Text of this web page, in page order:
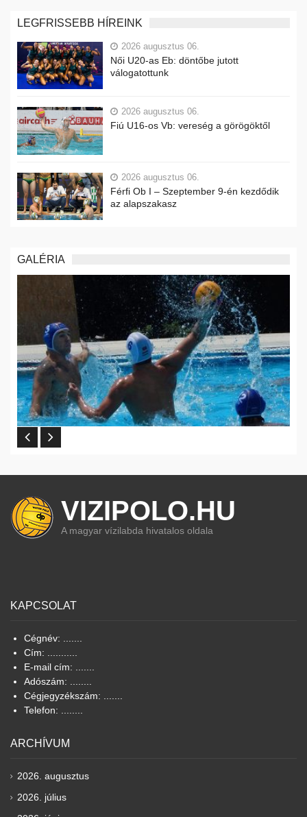
LEGFRISSEBB HÍREINK
2026 augusztus 06.
Női U20-as Eb: döntőbe jutott
válogatottunk
2026 augusztus 06.
Fiú U16-os Vb: vereség a görögöktől
2026 augusztus 06.
Férfi Ob I – Szeptember 9-én kezdődik
az alapszakasz
GALÉRIA
VIZIPOLO.HU
A magyar vízilabda hivatalos oldala
KAPCSOLAT
Cégnév: .......
Cím: ...........
E-mail cím: .......
Adószám: ........
Cégjegyzékszám: .......
Telefon: ........
ARCHÍVUM
2026. augusztus
2026. július